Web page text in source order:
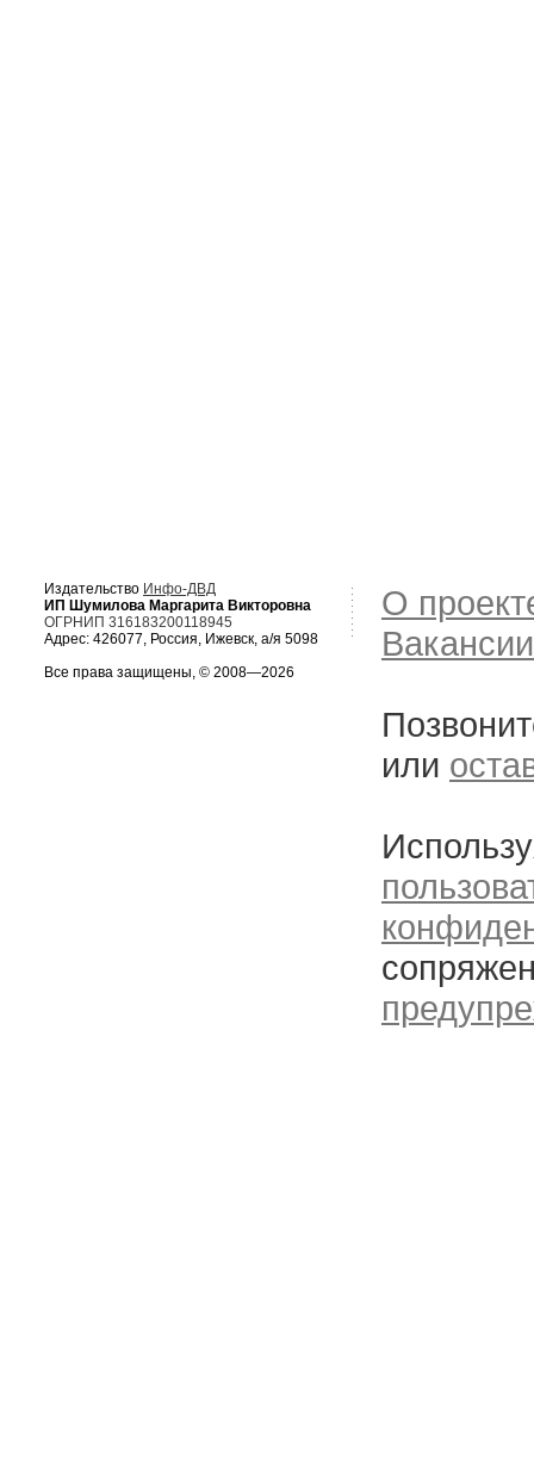
Издательство Инфо-ДВД
ИП Шумилова Маргарита Викторовна
ОГРНИП 316183200118945
Адрес: 426077, Россия, Ижевск, а/я 5098
Все права защищены, © 2008—2026
О
Вакансии
или